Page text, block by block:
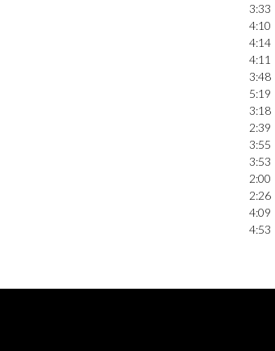
3:33
4:10
4:14
4:11
3:48
5:19
3:18
2:39
3:55
3:53
2:00
2:26
4:09
4:53